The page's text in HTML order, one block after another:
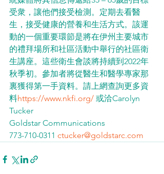
受衆，讓他們接受檢測。定期去看醫
生，接受健康的營養和生活方式。該運
動的一個重要環節是將在伊州主要城市
的禮拜場所和社區活動中舉行的社區衛
生講座。這些衛生會談將持續到2022年
秋季初。參加者將從醫生和醫學專家那
裏獲得第一手資料。請上網查詢更多資
料https://www.nkfi.org/ 或洽Carolyn
Tucker
Goldstar Communications
773-710-0311 ctucker@goldstarc.com